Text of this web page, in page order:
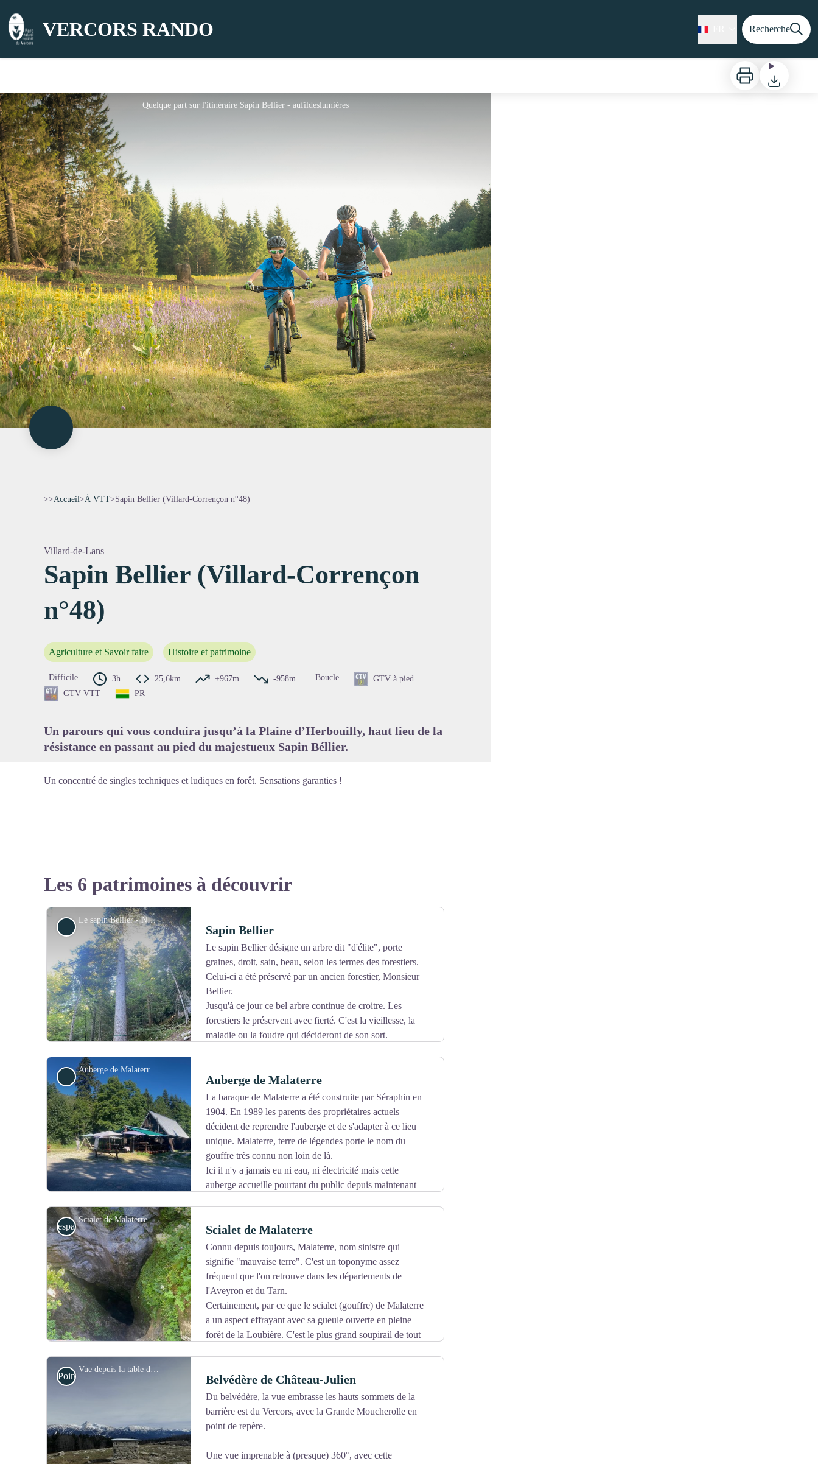
VERCORS RANDO Recherche
Imprimer Télécharger
Quelque part sur l'itinéraire Sapin Bellier - aufildeslumières
>>Accueil>À VTT>Sapin Bellier (Villard-Corrençon n°48)
Villard-de-Lans
Sapin Bellier (Villard-Corrençon
n°48)
Agriculture et Savoir faire Histoire et patrimoine
Difficile 3h 25,6km +967m -958m Boucle
GTV à pied
GTV VTT
PR
Un parours qui vous conduira jusqu’à la Plaine d’Herbouilly, haut lieu de la
résistance en passant au pied du majestueux Sapin Béllier.
Un concentré de singles techniques et ludiques en forêt. Sensations garanties !
Les 6 patrimoines à découvrir
Le sapin Bellier - Noémie Castaing/PNRV
Voir l'image en plein écran
Patrimoine naturel Sapin Bellier
Le sapin Bellier désigne un arbre dit "d'élite", porte
graines, droit, sain, beau, selon les termes des forestiers.
Celui-ci a été préservé par un ancien forestier, Monsieur
Bellier.
Jusqu'à ce jour ce bel arbre continue de croitre. Les
forestiers le préservent avec fierté. C'est la vieillesse, la
maladie ou la foudre qui décideront de son sort.
Loubière".
Mesures effectuées par l'ONF en 1993 :
- Circonférence : 3,60 mètres
- Hauteur : 41 mètres(équivalent à un bâtiment de 14 étages)
- Volume du tronc : 18 m3
(équivalent d'un lot de bois de charpente pour quatre habitations
individuelles)
- Âge : 200 ans (mesuré à la vrille par carottage du tronc)
Auberge de Malaterre - Noémie Castaing/PNRV
Voir l'image en plein écran
Commerce et service Auberge de Malaterre
La baraque de Malaterre a été construite par Séraphin en
1904. En 1989 les parents des propriétaires actuels
décident de reprendre l'auberge et de s'adapter à ce lieu
unique. Malaterre, terre de légendes porte le nom du
gouffre très connu non loin de là.
Ici il n'y a jamais eu ni eau, ni électricité mais cette
auberge accueille pourtant du public depuis maintenant
Scialet de Malaterre - Noémie Castaing/PNRV
Voir l'image en plein écran
espaces naturels Scialet de Malaterre
Connu depuis toujours, Malaterre, nom sinistre qui
signifie "mauvaise terre". C'est un toponyme assez
fréquent que l'on retrouve dans les départements de
l'Aveyron et du Tarn.
Certainement, par ce que le scialet (gouffre) de Malaterre
a un aspect effrayant avec sa gueule ouverte en pleine
forêt de la Loubière. C'est le plus grand soupirail de tout
exploration est tentante...
Vue depuis la table d'orientation - F.Cuisson
Point de Vue Belvédère de Château-Julien
Du belvédère, la vue embrasse les hauts sommets de la
barrière est du Vercors, avec la Grande Moucherolle en
point de repère.
Une vue imprenable à (presque) 360°, avec cette